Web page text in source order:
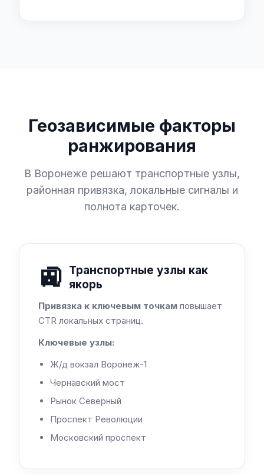
Геозависимые факторы
ранжирования
В Воронеже решают транспортные узлы,
районная привязка, локальные сигналы и
полнота карточек.
🚉 Транспортные узлы как
якорь
Привязка к ключевым точкам повышает
CTR локальных страниц.
Ключевые узлы:
Ж/д вокзал Воронеж-1
Чернавский мост
Рынок Северный
Проспект Революции
Московский проспект